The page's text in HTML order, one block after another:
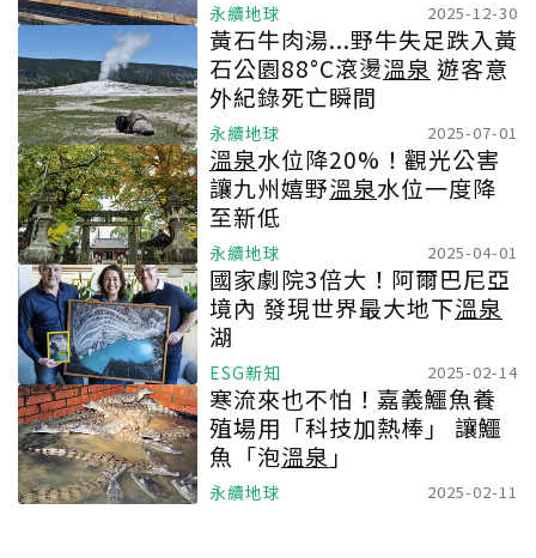
永續地球 2025-12-30
黃石牛肉湯...野牛失足跌入黃
石公園88°C滾燙溫泉 遊客意
外紀錄死亡瞬間
永續地球 2025-07-01
溫泉水位降20%！觀光公害
讓九州嬉野溫泉水位一度降
至新低
永續地球 2025-04-01
國家劇院3倍大！阿爾巴尼亞
境內 發現世界最大地下溫泉
湖
ESG新知 2025-02-14
寒流來也不怕！嘉義鱷魚養
殖場用「科技加熱棒」 讓鱷
魚「泡溫泉 」
永續地球 2025-02-11